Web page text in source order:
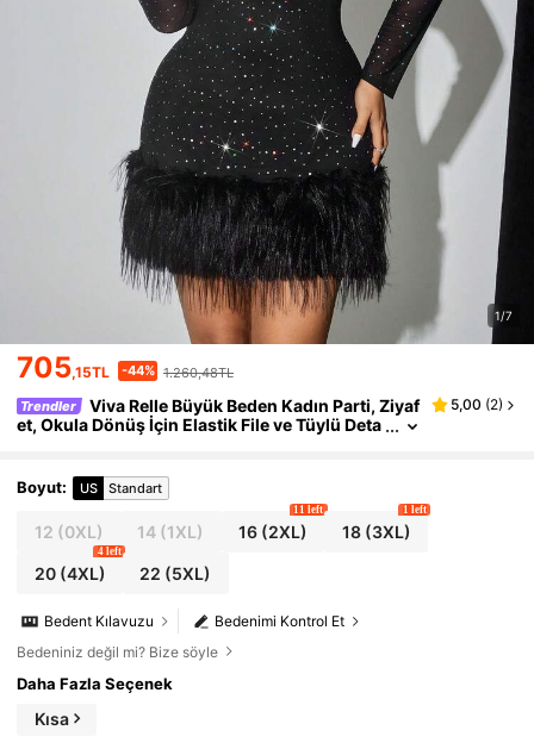
1/7
705,15TL -44% 1.260,48TL
Trendler
Viva Relle Büyük Beden Kadın Parti, Ziyaf
et, Okula Dönüş İçin Elastik File ve Tüylü Deta
5,00 (2)
Boyut: US Standart
12 (0XL) 14 (1XL) 16(2XL)
11 left
18(3XL)
1 left
20(4XL)
4 left
22 (5XL)
Bedenimi Kontrol Et
Bedent Kılavuzu
Bedeniniz değil mi? Bize söyle
Daha Fazla Seçenek
Kısa